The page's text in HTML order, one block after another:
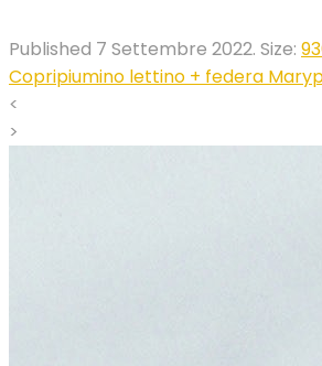
Published 7 Settembre 2022. Size:
Copripiumino lettino + federa
<
>